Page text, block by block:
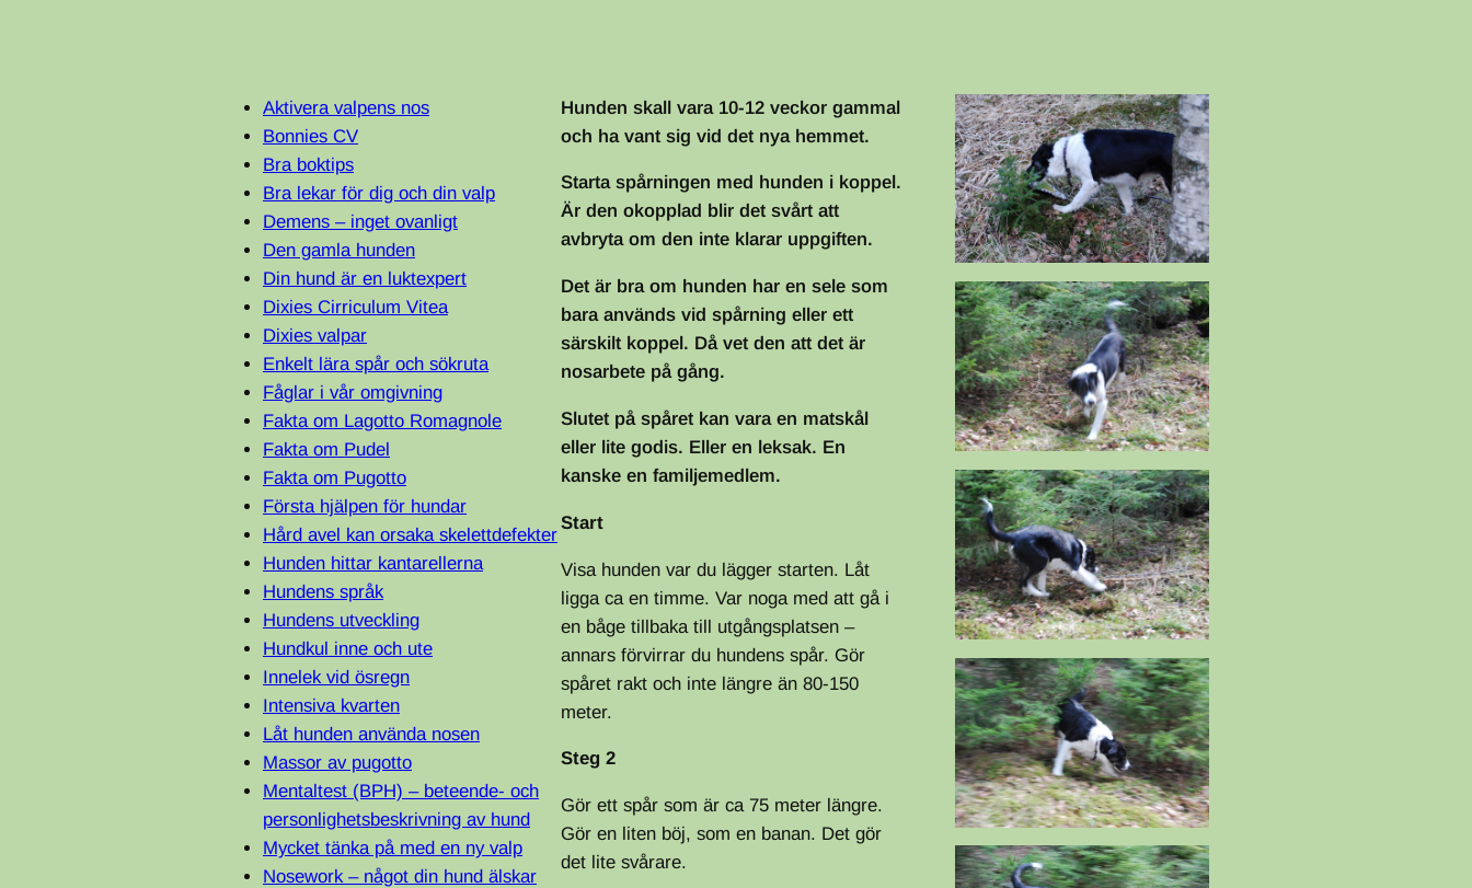
Aktivera valpens nos
Bonnies CV
Bra boktips
Bra lekar för dig och din valp
Demens – inget ovanligt
Den gamla hunden
Din hund är en luktexpert
Dixies Cirriculum Vitea
Dixies valpar
Enkelt lära spår och sökruta
Fåglar i vår omgivning
Fakta om Lagotto Romagnole
Fakta om Pudel
Fakta om Pugotto
Första hjälpen för hundar
Hård avel kan orsaka skelettdefekter
Hunden hittar kantarellerna
Hundens språk
Hundens utveckling
Hundkul inne och ute
Innelek vid ösregn
Intensiva kvarten
Låt hunden använda nosen
Massor av pugotto
Mentaltest (BPH) – beteende- och
personlighetsbeskrivning av hund
Mycket tänka på med en ny valp
Nosework – något din hund älskar
Hunden skall vara 10-12 veckor gammal
och ha vant sig vid det nya hemmet.
Starta spårningen med hunden i koppel.
Är den okopplad blir det svårt att
avbryta om den inte klarar uppgiften.
Det är bra om hunden har en sele som
bara används vid spårning eller ett
särskilt koppel. Då vet den att det är
nosarbete på gång.
Slutet på spåret kan vara en matskål
eller lite godis. Eller en leksak. En
kanske en familjemedlem.
Start
Visa hunden var du lägger starten. Låt
ligga ca en timme. Var noga med att gå i
en båge tillbaka till utgångsplatsen –
annars förvirrar du hundens spår. Gör
spåret rakt och inte längre än 80-150
meter.
Steg 2
Gör ett spår som är ca 75 meter längre.
Gör en liten böj, som en banan. Det gör
det lite svårare.